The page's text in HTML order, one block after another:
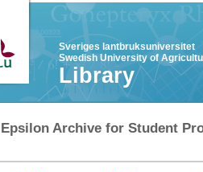
Sveriges lantbruksuniversitet
Swedish University of
Library
Epsilon Archive for Student